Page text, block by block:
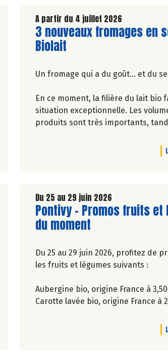
PONTIVY - NOUVEAUTÉS
A partir du 4 juillet 2026
Lire la suite de l'article
3 nouveaux fromages en
Biolait
Un fromage qui a du goût… et du
En ce moment, la filière du lait bio
situation exceptionnelle. Les
produits sont très importants,
Pour soutenir les éleveurs, Biocoop
Comtesse de Vichy.
En les choisissant, vous contribuez
groupement de producteurs Biolait
plus juste pour les éleveurs.
magasins !
PONTIVY - PROMOS FRUITS ET
Du 25 au 29 juin 2026
Lire la suite de l'article
Pontivy - Promos fruits et
du moment
Du 25 au 29 juin 2026, profitez de
les fruits et légumes suivants :
Aubergine bio, origine France à
Carotte lavée bio, origine France à